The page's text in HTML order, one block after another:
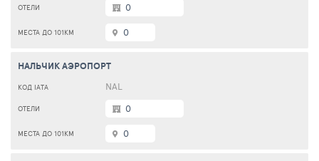
0
0
НАЛЬЧИК АЭРОПОРТ
NAL
0
0